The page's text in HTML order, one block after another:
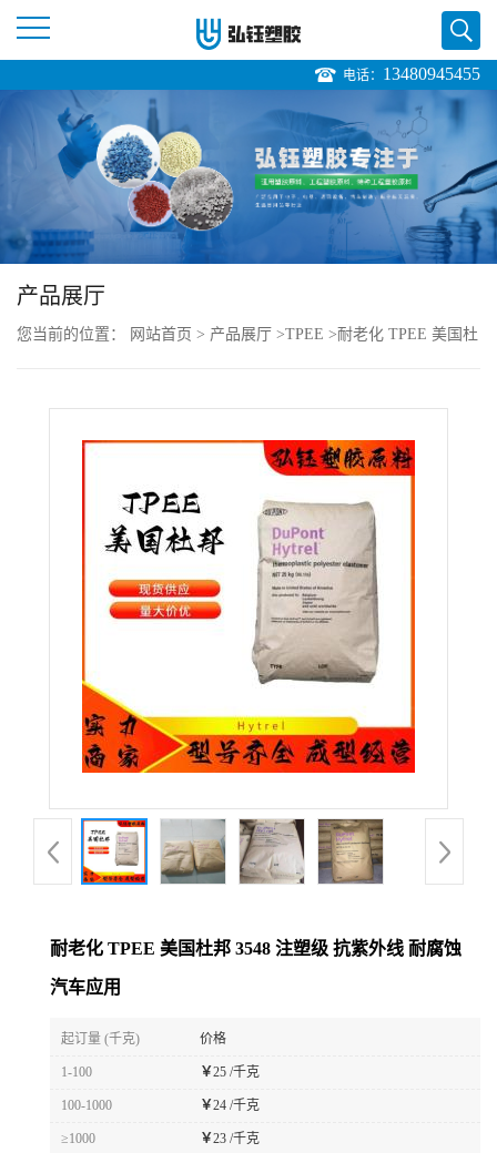
页
公
品
展
证
电话： 13480945455
产品展厅
您当前的位置： 网站首页 > 产品展厅 >TPEE >耐老化 TPEE 美国杜
耐老化 TPEE 美国杜邦 3548 注塑级 抗紫外线 耐腐蚀
汽车应用
起订量 (千克) 价格
1-100 ￥25 /千克
100-1000 ￥24 /千克
≥1000 ￥23 /千克